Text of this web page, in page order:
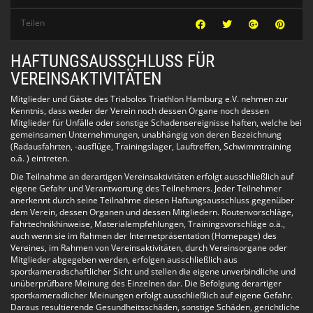
Donnerstag:
07:00-08:00 Mixed
19:00-20:00 Fortgeschrittene (Verbandsschwimmen)
20:00-21:00 Anfänger (Verbandsschwimmen)
Es gibt 4 verschiedene Trainingsgruppen (Anfänger-
Schwimmen, Fortgeschrittenen-Schwimmen, Mixed Training,
Anfänger-Schwimmen
Wenn Du noch keine 400 Meter am Stück Kraul schwimmen
kannst, dann bist Du bei den Anfängern genau richtig. Wenn
Du immer vorne schwimmst und warten musst, dann ist
vielleicht das Fortgeschrittenen-Schwimmen für Dich besser
geeignet.
Fortgeschrittenen-Schwimmen:
Wenn es Dir leicht fällt, 100 Meter im ausgeruhten Zustand
unter 2 Minuten zu schwimmen, dann bist Du in diesem Kurs
Teilen
HAFTUNGSAUSSCHLUSS FÜR
VEREINSAKTIVITÄTEN
Mitglieder und Gäste des Triabolos Triathlon Hamburg e.V. nehmen zur
Kenntnis, dass weder der Verein noch dessen Organe noch dessen
Mitglieder für Unfälle oder sonstige Schadensereignisse haften, welche bei
gemeinsamen Unternehmungen, unabhängig von deren Bezeichnung
(Radausfahrten, -ausflüge, Trainingslager, Lauftreffen, Schwimmtraining
o.ä. ) eintreten.
Die Teilnahme an derartigen Vereinsaktivitäten erfolgt ausschließlich auf
eigene Gefahr und Verantwortung des Teilnehmers. Jeder Teilnehmer
anerkennt durch seine Teilnahme diesen Haftungsausschluss gegenüber
dem Verein, dessen Organen und dessen Mitgliedern. Routenvorschläge,
Fahrtechnikhinweise, Materialempfehlungen, Trainingsvorschläge o.ä.,
auch wenn sie im Rahmen der Internetpräsentation (Homepage) des
Vereines, im Rahmen von Vereinsaktivitäten, durch Vereinsorgane oder
Mitglieder abgegeben werden, erfolgen ausschließlich aus
sportkameradschaftlicher Sicht und stellen die eigene unverbindliche und
unüberprüfbare Meinung des Einzelnen dar. Die Befolgung derartiger
sportkameradlicher Meinungen erfolgt ausschließlich auf eigene Gefahr.
Daraus resultierende Gesundheitsschäden, sonstige Schäden, gerichtliche